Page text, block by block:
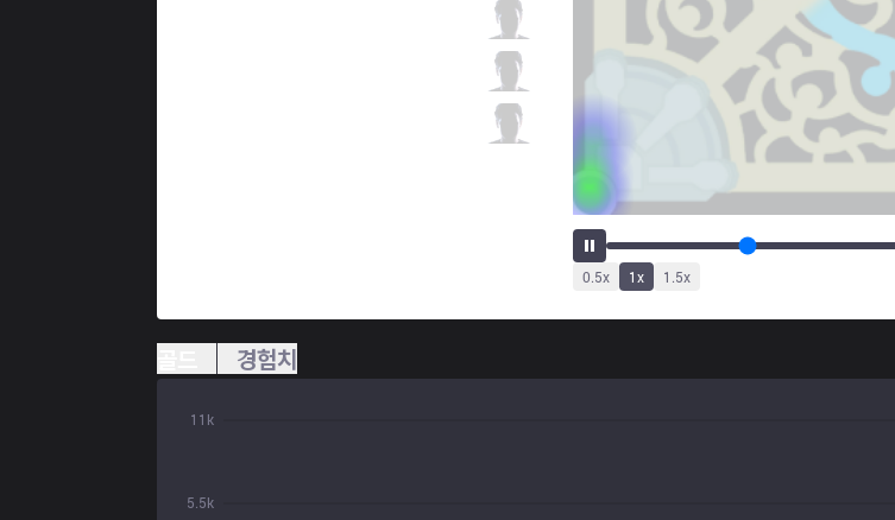
0.5x 1x 1.5x
경험치
5.5k
11k